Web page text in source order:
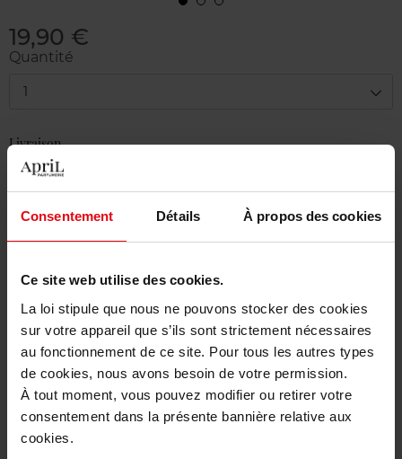
Consentement Détails À propos des cookies
Ce site web utilise des cookies.
La loi stipule que nous ne pouvons stocker des cookies
sur votre appareil que s’ils sont strictement nécessaires
au fonctionnement de ce site. Pour tous les autres types
de cookies, nous avons besoin de votre permission.
À tout moment, vous pouvez modifier ou retirer votre
consentement dans la présente bannière relative aux
cookies.
19,90 €
Quantité
1
Livraison
Cet article n'est plus disponible pour le moment
Retour gratuit dans votre magasin
Description